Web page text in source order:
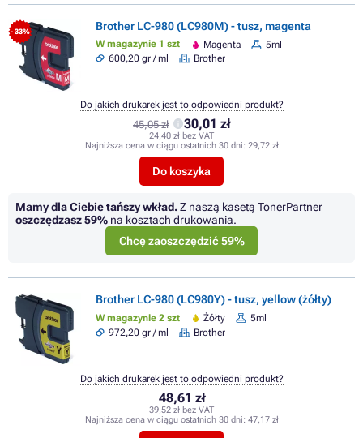
- 33% Brother LC-980 (LC980M) - tusz, magenta
W magazynie 1 szt Magenta
5ml
600,20 gr / ml
Brother
45,05 zł 30,01 zł
24,40 zł bez VAT
Najniższa cena w ciągu ostatnich 30 dni: 29,72 zł
Do koszyka
Do jakich drukarek jest to odpowiedni produkt?
Mamy dla Ciebie tańszy wkład.Z naszą kasetą TonerPartner
oszczędzasz59% na kosztach drukowania.
Chcę zaoszczędzić 59%
Brother LC-980 (LC980Y) - tusz, yellow (żółty)
W magazynie 2 szt Żółty
5ml
972,20 gr / ml
Brother
48,61 zł
39,52 zł bez VAT
Najniższa cena w ciągu ostatnich 30 dni: 47,17 zł
Do jakich drukarek jest to odpowiedni produkt?